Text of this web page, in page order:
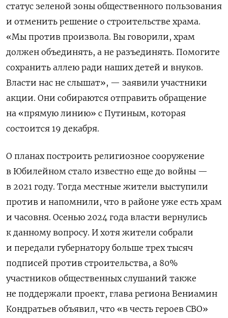
статус зеленой зоны общественного пользования
и отменить решение о строительстве храма.
«Мы против произвола. Вы говорили, храм
должен объединять, а не разъединять. Помогите
сохранить аллею ради наших детей и внуков.
Власти нас не слышат», — заявили участники
акции. Они собираются отправить обращение
на «прямую линию» с Путиным, которая
состоится 19 декабря.
О планах построить религиозное сооружение
в Юбилейном стало известно еще до войны —
в 2021 году. Тогда местные жители выступили
против и напомнили, что в районе уже есть храм
и часовня. Осенью 2024 года власти вернулись
к данному вопросу. И хотя жители собрали
и передали губернатору больше трех тысяч
подписей против строительства, а 80%
участников общественных слушаний также
не поддержали проект, глава региона Вениамин
Кондратьев объявил, что «в честь героев СВО»